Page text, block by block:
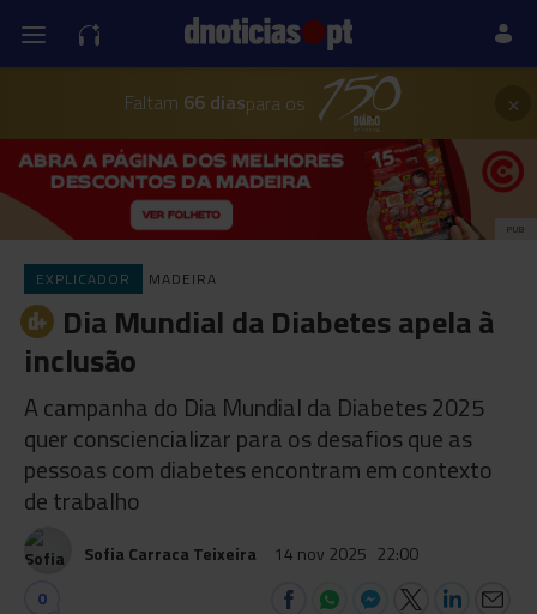
Faltam 66 diaspara os ×
PUB
EXPLICADOR MADEIRA
Dia Mundial da Diabetes apela à
inclusão
A campanha do Dia Mundial da Diabetes 2025
quer consciencializar para os desafios que as
pessoas com diabetes encontram em contexto
de trabalho
Sofia Carraca Teixeira 14 nov 2025 22:00
0